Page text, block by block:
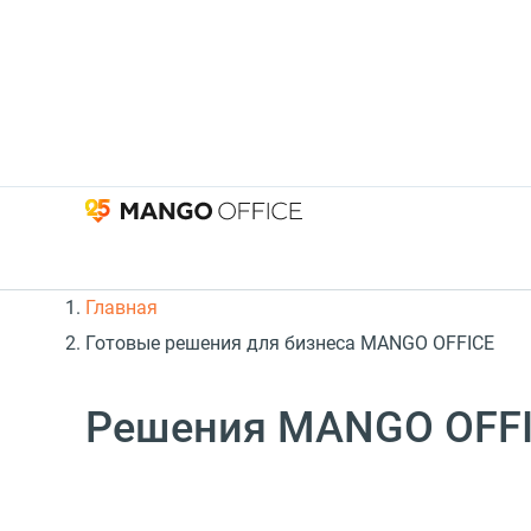
Главная
Готовые решения для бизнеса MANGO OFFICE
Решения MANGO